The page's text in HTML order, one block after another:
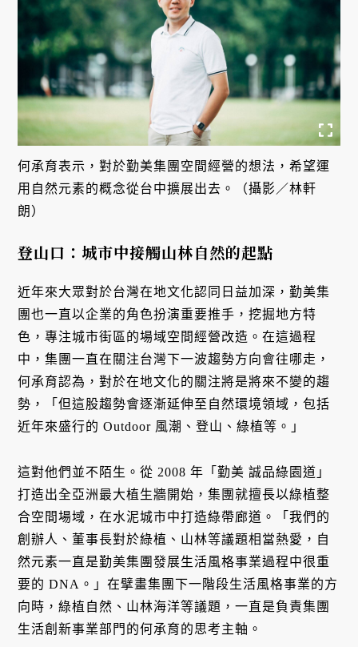
何承育表示，對於勤美集團空間經營的想法，希望運
用自然元素的概念從台中擴展出去。（攝影／林軒
朗）
登山口：城市中接觸山林自然的起點
近年來大眾對於台灣在地文化認同日益加深，勤美集
團也一直以企業的角色扮演重要推手，挖掘地方特
色，專注城市街區的場域空間經營改造。在這過程
中，集團一直在關注台灣下一波趨勢方向會往哪走，
何承育認為，對於在地文化的關注將是將來不變的趨
勢，「但這股趨勢會逐漸延伸至自然環境領域，包括
近年來盛行的 Outdoor 風潮、登山、綠植等。」
這對他們並不陌生。從 2008 年「勤美 誠品綠園道」
打造出全亞洲最大植生牆開始，集團就擅長以綠植整
合空間場域，在水泥城市中打造綠帶廊道。「我們的
創辦人、董事長對於綠植、山林等議題相當熱愛，自
然元素一直是勤美集團發展生活風格事業過程中很重
要的 DNA。」在擘畫集團下一階段生活風格事業的方
向時，綠植自然、山林海洋等議題，一直是負責集團
生活創新事業部門的何承育的思考主軸。